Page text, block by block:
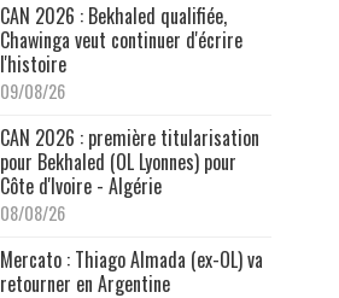
CAN 2026 : Bekhaled qualifiée,
Chawinga veut continuer d'écrire
l'histoire
09/08/26
CAN 2026 : première titularisation
pour Bekhaled (OL Lyonnes) pour
Côte d'Ivoire - Algérie
08/08/26
Mercato : Thiago Almada (ex-OL) va
retourner en Argentine